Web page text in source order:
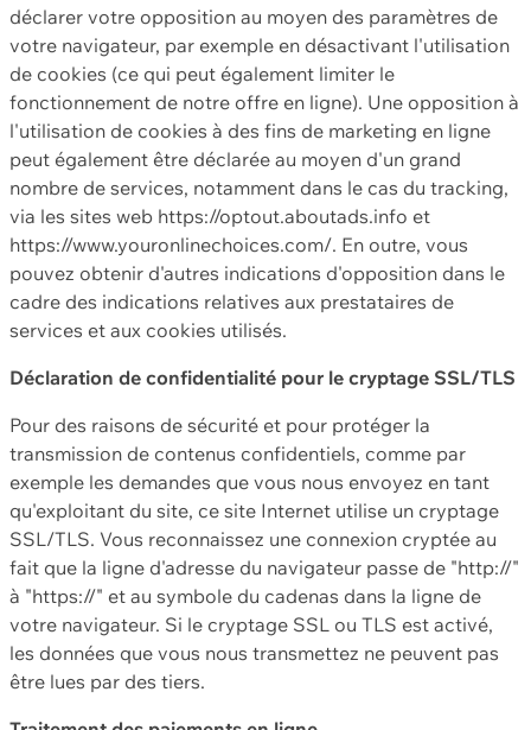
déclarer votre opposition au moyen des paramètres de
votre navigateur, par exemple en désactivant l'utilisation
de cookies (ce qui peut également limiter le
fonctionnement de notre offre en ligne). Une opposition à
l'utilisation de cookies à des fins de marketing en ligne
peut également être déclarée au moyen d'un grand
nombre de services, notamment dans le cas du tracking,
via les sites web https://optout.aboutads.info et
https://www.youronlinechoices.com/. En outre, vous
pouvez obtenir d'autres indications d'opposition dans le
cadre des indications relatives aux prestataires de
services et aux cookies utilisés.
Déclaration de confidentialité pour le cryptage SSL/TLS
Pour des raisons de sécurité et pour protéger la
transmission de contenus confidentiels, comme par
exemple les demandes que vous nous envoyez en tant
qu'exploitant du site, ce site Internet utilise un cryptage
SSL/TLS. Vous reconnaissez une connexion cryptée au
fait que la ligne d'adresse du navigateur passe de "http://"
à "https://" et au symbole du cadenas dans la ligne de
votre navigateur. Si le cryptage SSL ou TLS est activé,
les données que vous nous transmettez ne peuvent pas
être lues par des tiers.